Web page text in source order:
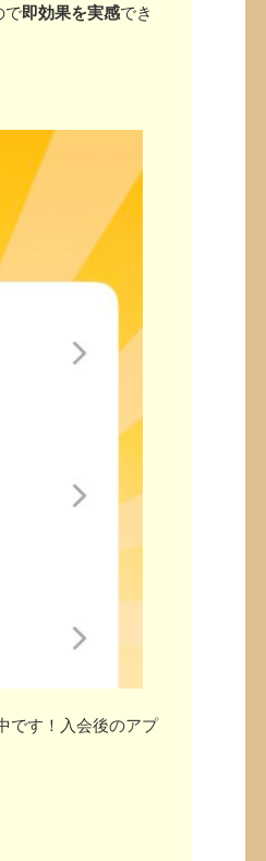
で即効果を実感でき
です！入会後のアプ